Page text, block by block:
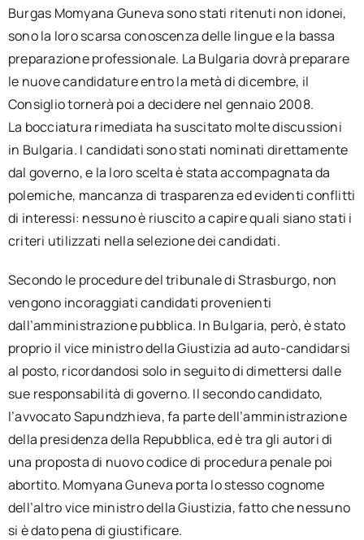
Burgas Momyana Guneva sono stati ritenuti non idonei,
sono la loro scarsa conoscenza delle lingue e la bassa
preparazione professionale. La Bulgaria dovrà preparare
le nuove candidature entro la metà di dicembre, il
Consiglio tornerà poi a decidere nel gennaio 2008.
La bocciatura rimediata ha suscitato molte discussioni
in Bulgaria. I candidati sono stati nominati direttamente
dal governo, e la loro scelta è stata accompagnata da
polemiche, mancanza di trasparenza ed evidenti conflitti
di interessi: nessuno è riuscito a capire quali siano stati i
criteri utilizzati nella selezione dei candidati.
Secondo le procedure del tribunale di Strasburgo, non
vengono incoraggiati candidati provenienti
dall’amministrazione pubblica. In Bulgaria, però, è stato
proprio il vice ministro della Giustizia ad auto-candidarsi
al posto, ricordandosi solo in seguito di dimettersi dalle
sue responsabilità di governo. Il secondo candidato,
l’avvocato Sapundzhieva, fa parte dell’amministrazione
della presidenza della Repubblica, ed è tra gli autori di
una proposta di nuovo codice di procedura penale poi
abortito. Momyana Guneva porta lo stesso cognome
dell’altro vice ministro della Giustizia, fatto che nessuno
si è dato pena di giustificare.